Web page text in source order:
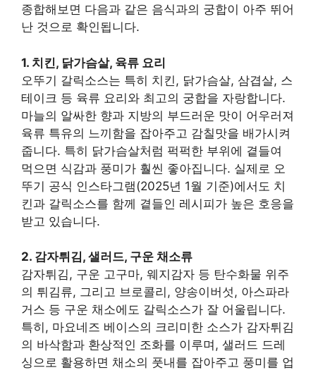
종합해보면 다음과 같은 음식과의 궁합이 아주 뛰어
난 것으로 확인됩니다.
1. 치킨, 닭가슴살, 육류 요리
오뚜기 갈릭소스는 특히 치킨, 닭가슴살, 삼겹살, 스
테이크 등 육류 요리와 최고의 궁합을 자랑합니다.
마늘의 알싸한 향과 지방의 부드러운 맛이 어우러져
육류 특유의 느끼함을 잡아주고 감칠맛을 배가시켜
줍니다. 특히 닭가슴살처럼 퍽퍽한 부위에 곁들여
먹으면 식감과 풍미가 훨씬 좋아집니다. 실제로 오
뚜기 공식 인스타그램(2025년 1월 기준)에서도 치
킨과 갈릭소스를 함께 곁들인 레시피가 높은 호응을
받고 있습니다.
2. 감자튀김, 샐러드, 구운 채소류
감자튀김, 구운 고구마, 웨지감자 등 탄수화물 위주
의 튀김류, 그리고 브로콜리, 양송이버섯, 아스파라
거스 등 구운 채소에도 갈릭소스가 잘 어울립니다.
특히, 마요네즈 베이스의 크리미한 소스가 감자튀김
의 바삭함과 환상적인 조화를 이루며, 샐러드 드레
싱으로 활용하면 채소의 풋내를 잡아주고 풍미를 업